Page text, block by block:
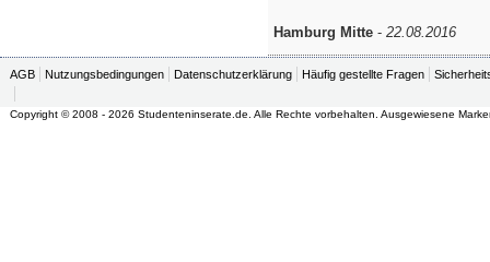
Hamburg Mitte - 22.08.2016
AGB Nutzungsbedingungen Datenschutzerklärung Häufig gestellte Fragen
Copyright © 2008 - 2026 Studenteninserate.de. Alle Rechte vorbehalten. Ausgewiesene